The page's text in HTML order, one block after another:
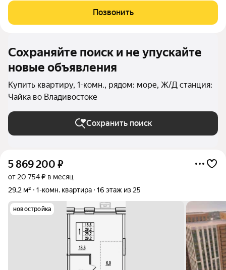
домов, объединенных общим стилобатом, и двух этажей
подземного паркинга на 298
Позвонить
Сохраняйте поиск и не упускайте
новые объявления
Купить квартиру, 1-комн., рядом: море, Ж/Д станция:
Чайка во Владивостоке
Сохранить поиск
5 869 200 ₽
от 20 754 ₽ в месяц
29,2 м²
1-комн. квартира 16 этаж из 25
новостройка